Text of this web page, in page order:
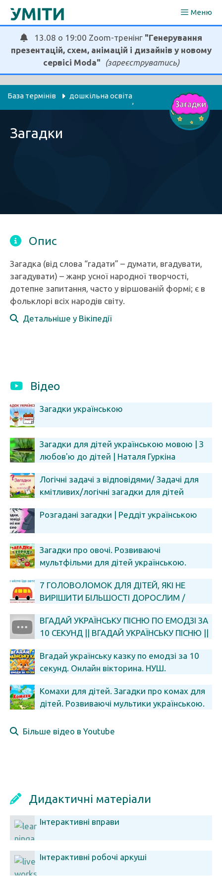
Перейти
Меню
13.08 о 19:00 Zoom-тренінг "Генерування
презентацій, схем, анімацій і дизайнів у новому
сервісі Moda"
(зареєструватись)
База термінів дошкільна освіта
,
я досліджую світ
Загадки
Опис
Загадка (від слова “гадати” – думати, вгадувати,
загадувати) – жанр усної народної творчості,
дотепне запитання, часто у віршованій формі; є в
фольклорі всіх народів світу.
Детальніше у Вікіпедії
Відео
Загадки українською
Загадки для дітей українською мовою | З
любов'ю до дітей | Наталя Гуркіна
Логічні задачі з відповідями/ Задачі для
кмітливих/логічні загадки для дітей
Розгадані загадки | Реддіт українською
Загадки про овочі. Розвиваючі
мультфільми для дітей українською.
7 ГОЛОВОЛОМОК ДЛЯ ДІТЕЙ, ЯКІ НЕ
ВИРІШИТИ БІЛЬШОСТІ ДОРОСЛИМ /
ВГАДАЙ УКРАЇНСЬКУ ПІСНЮ ПО ЕМОДЗІ ЗА
10 СЕКУНД || ВГАДАЙ УКРАЇНСЬКУ ПІСНЮ ||
Вгадай українську казку по емодзі за 10
секунд. Онлайн вікторина. НУШ.
Комахи для дітей. Загадки про комах для
дітей. Розвиваючі мультики українською.
Більше відео в Youtube
Дидактичні матеріали
Інтерактивні вправи
Інтерактивні робочі аркуші